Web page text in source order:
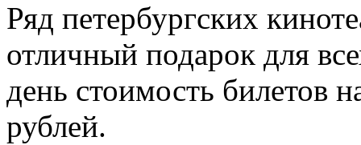
Ряд петербургских
отличный подарок для
день стоимость билетов
рублей.